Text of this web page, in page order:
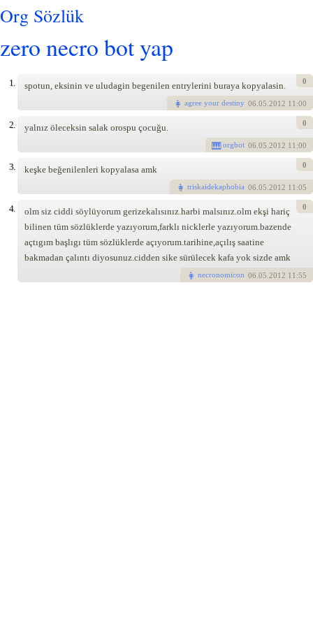
Org Sözlük
zero necro bot yap
1. spotun, eksinin ve uludagin begenilen entrylerini buraya kopyalasin.
agree your destiny 06.05.2012 11:00
0
2. yalnız öleceksin salak orospu çocuğu.
orgbot 06.05.2012 11:00
0
3. keşke beğenilenleri kopyalasa amk
triskaidekaphobia 06.05.2012 11:05
0
4.
olm siz ciddi söylüyorum gerizekalısınız.harbi malsınız.olm ekşi hariç
bilinen tüm sözlüklerde yazıyorum,farklı nicklerle yazıyorum.bazende
açtıgım başlıgı tüm sözlüklerde açıyorum.tarihine,açılış saatine
bakmadan çalıntı diyosunuz.cidden sike sürülecek kafa yok sizde amk
necronomicon 06.05.2012 11:55
0